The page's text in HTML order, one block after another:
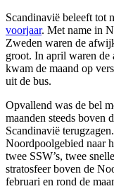
Scandinavië beleeft tot
voorjaar. Met name in
Zweden waren de
groot. In april waren
kwam de maand op
uit de bus.
Opvallend was de bel
maanden steeds boven
Scandinavië
Noordpoolgebied naar
twee SSW’s, twee
stratosfeer boven de
februari en rond de